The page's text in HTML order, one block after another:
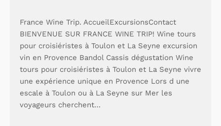
France Wine Trip. AccueilExcursionsContact
BIENVENUE SUR FRANCE WINE TRIP! Wine tours
pour croisiéristes à Toulon et La Seyne excursion
vin en Provence Bandol Cassis dégustation Wine
tours pour croisiéristes à Toulon et La Seyne vivre
une expérience unique en Provence Lors d une
escale à Toulon ou à La Seyne sur Mer les
voyageurs cherchent…